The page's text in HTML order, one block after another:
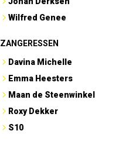
Wilfred Genee
ZANGERESSEN
Davina Michelle
Emma Heesters
Maan de Steenwinkel
Roxy Dekker
S10